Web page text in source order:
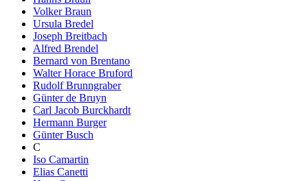
Volker Braun
Ursula Bredel
Joseph Breitbach
Alfred Brendel
Bernard von Brentano
Walter Horace Bruford
Rudolf Brunngraber
Günter de Bruyn
Carl Jacob Burckhardt
Hermann Burger
Günter Busch
C
Iso Camartin
Elias Canetti